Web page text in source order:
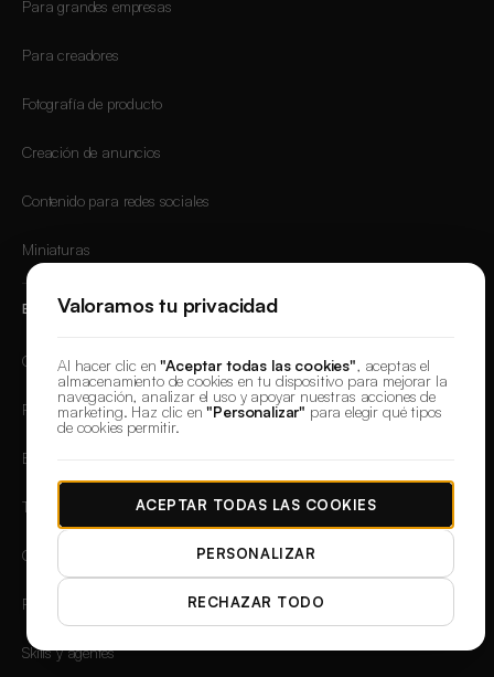
Para grandes empresas
Para creadores
Fotografía de producto
Creación de anuncios
Contenido para redes sociales
Miniaturas
EXPLORAR
Galería
Plantillas IA
Biblioteca de prompts
Técnicas
Comunidad
Personas IA
Skills y agentes
Valoramos tu privacidad
Al hacer clic en"Aceptar todas las cookies", aceptas el
almacenamiento de cookies en tu dispositivo para mejorar la
navegación, analizar el uso y apoyar nuestras acciones de
marketing. Haz clic en"Personalizar" para elegir qué tipos
de cookies permitir.
RECHAZAR TODO
PERSONALIZAR
ACEPTAR TODAS LAS COOKIES